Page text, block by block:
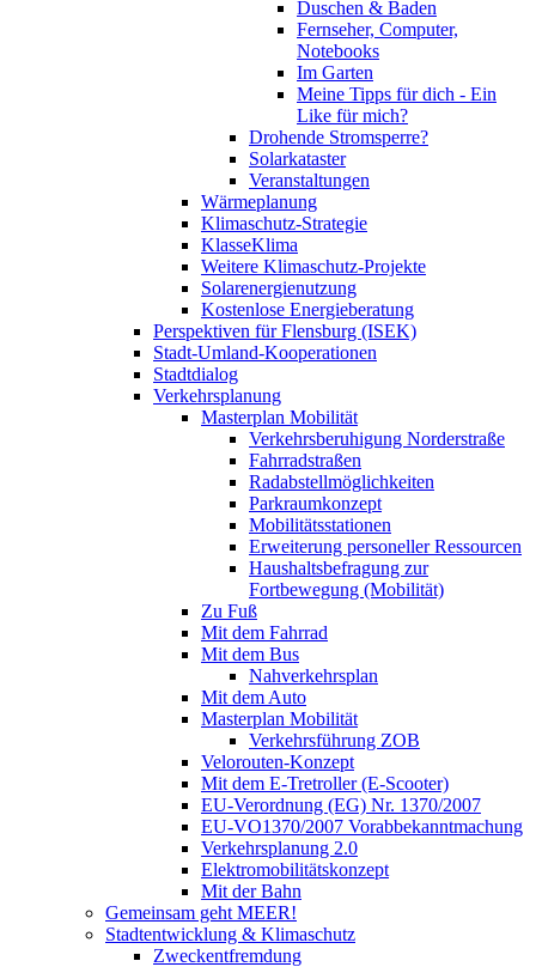
Duschen & Baden
Fernseher, Computer,
Notebooks
Im Garten
Meine Tipps für dich - Ein
Like für mich?
Drohende Stromsperre?
Solarkataster
Veranstaltungen
Wärmeplanung
Klimaschutz-Strategie
KlasseKlima
Weitere Klimaschutz-Projekte
Solarenergienutzung
Kostenlose Energieberatung
Perspektiven für Flensburg (ISEK)
Stadt-Umland-Kooperationen
Stadtdialog
Verkehrsplanung
Masterplan Mobilität
Verkehrsberuhigung Norderstraße
Fahrradstraßen
Radabstellmöglichkeiten
Parkraumkonzept
Mobilitätsstationen
Erweiterung personeller Ressourcen
Haushaltsbefragung zur
Fortbewegung (Mobilität)
Zu Fuß
Mit dem Fahrrad
Mit dem Bus
Nahverkehrsplan
Mit dem Auto
Masterplan Mobilität
Verkehrsführung ZOB
Velorouten-Konzept
Mit dem E-Tretroller (E-Scooter)
EU-Verordnung (EG) Nr. 1370/2007
EU-VO1370/2007 Vorabbekanntmachung
Verkehrsplanung 2.0
Elektromobilitätskonzept
Mit der Bahn
Gemeinsam geht MEER!
Stadtentwicklung & Klimaschutz
Zweckentfremdung